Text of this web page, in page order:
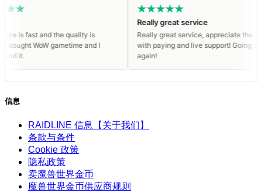
fast and the quality is
WoW gametime and I
Really great service
Really great service, appreciate the help
with paying and live support! Going to buy
信息
RAIDLINE 信息【关于我们】
条款与条件
Cookie 政策
隐私政策
卖魔兽世界金币
魔兽世界金币供应商规则